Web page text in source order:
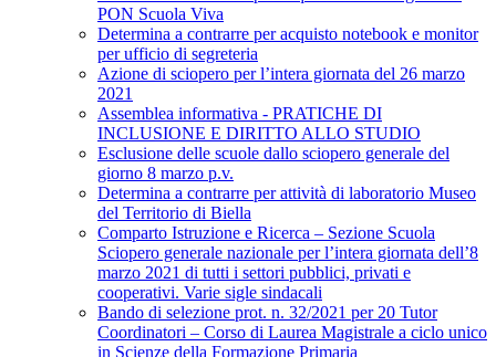
PON Scuola Viva
Determina a contrarre per acquisto notebook e monitor
per ufficio di segreteria
Azione di sciopero per l’intera giornata del 26 marzo
2021
Assemblea informativa - PRATICHE DI
INCLUSIONE E DIRITTO ALLO STUDIO
Esclusione delle scuole dallo sciopero generale del
giorno 8 marzo p.v.
Determina a contrarre per attività di laboratorio Museo
del Territorio di Biella
Comparto Istruzione e Ricerca – Sezione Scuola
Sciopero generale nazionale per l’intera giornata dell’8
marzo 2021 di tutti i settori pubblici, privati e
cooperativi. Varie sigle sindacali
Bando di selezione prot. n. 32/2021 per 20 Tutor
Coordinatori – Corso di Laurea Magistrale a ciclo unico
in Scienze della Formazione Primaria